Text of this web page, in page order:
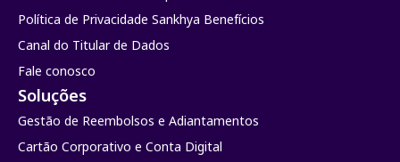
Política de Privacidade Sankhya Benefícios
Canal do Titular de Dados
Fale conosco
Soluções
Gestão de Reembolsos e Adiantamentos
Cartão Corporativo e Conta Digital